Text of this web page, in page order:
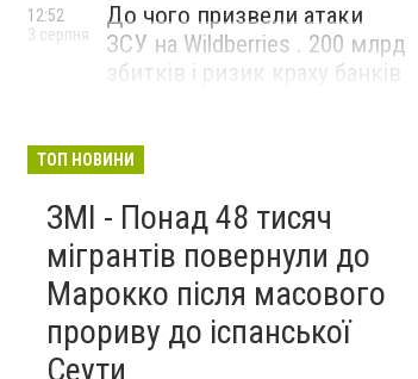
До чого призвели атаки
ЗСУ на Wildberries . 200 млрд
збитків і ризик краху банків
12:52
3 серпня
ТОП НОВИНИ
ЗМІ - Понад 48 тисяч
мігрантів повернули до
Марокко після масового
прориву до іспанської
Сеути